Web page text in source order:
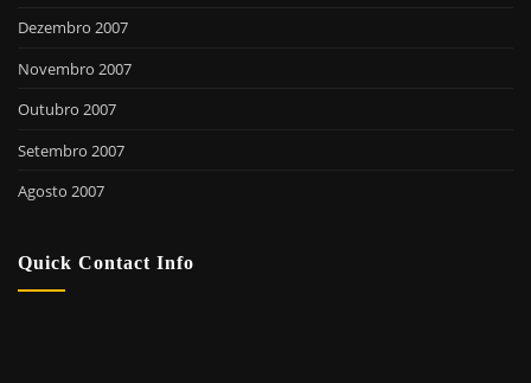
Dezembro 2007
Novembro 2007
Outubro 2007
Setembro 2007
Agosto 2007
Quick Contact Info